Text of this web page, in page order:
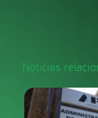
Noticias